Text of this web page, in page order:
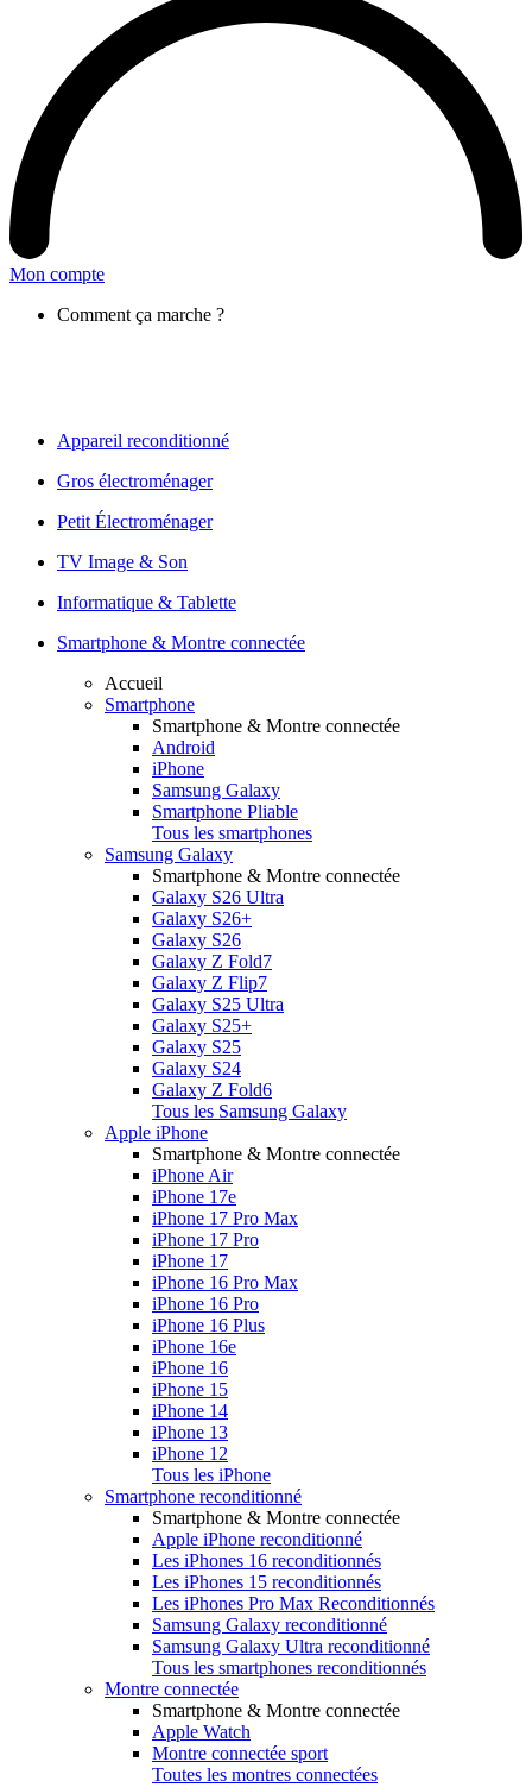
Mon compte
Comment ça marche ?
Appareil reconditionné
Gros électroménager
Petit Électroménager
TV Image & Son
Informatique & Tablette
Smartphone & Montre connectée
Accueil
Smartphone
Smartphone & Montre connectée
Android
iPhone
Samsung Galaxy
Smartphone Pliable
Tous les smartphones
Samsung Galaxy
Smartphone & Montre connectée
Galaxy S26 Ultra
Galaxy S26+
Galaxy S26
Galaxy Z Fold7
Galaxy Z Flip7
Galaxy S25 Ultra
Galaxy S25+
Galaxy S25
Galaxy S24
Galaxy Z Fold6
Tous les Samsung Galaxy
Apple iPhone
Smartphone & Montre connectée
iPhone Air
iPhone 17e
iPhone 17 Pro Max
iPhone 17 Pro
iPhone 17
iPhone 16 Pro Max
iPhone 16 Pro
iPhone 16 Plus
iPhone 16e
iPhone 16
iPhone 15
iPhone 14
iPhone 13
iPhone 12
Tous les iPhone
Smartphone reconditionné
Smartphone & Montre connectée
Apple iPhone reconditionné
Les iPhones 16 reconditionnés
Les iPhones 15 reconditionnés
Les iPhones Pro Max Reconditionnés
Samsung Galaxy reconditionné
Samsung Galaxy Ultra reconditionné
Tous les smartphones reconditionnés
Montre connectée
Smartphone & Montre connectée
Apple Watch
Montre connectée sport
Toutes les montres connectées